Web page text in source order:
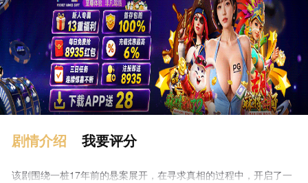
剧情介绍 我要评分
该剧围绕一桩17年前的悬案展开，在寻求真相的过程中，开启了一